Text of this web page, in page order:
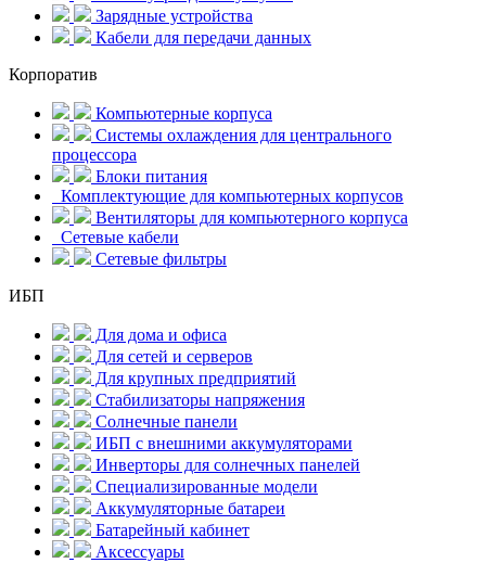
Зарядные устройства
Кабели для передачи данных
Корпоратив
Компьютерные корпуса
Системы охлаждения для центрального
процессора
Блоки питания
Комплектующие для компьютерных корпусов
Вентиляторы для компьютерного корпуса
Сетевые кабели
Сетевые фильтры
ИБП
Для дома и офиса
Для сетей и серверов
Для крупных предприятий
Стабилизаторы напряжения
Солнечные панели
ИБП с внешними аккумуляторами
Инверторы для солнечных панелей
Специализированные модели
Аккумуляторные батареи
Батарейный кабинет
Аксессуары